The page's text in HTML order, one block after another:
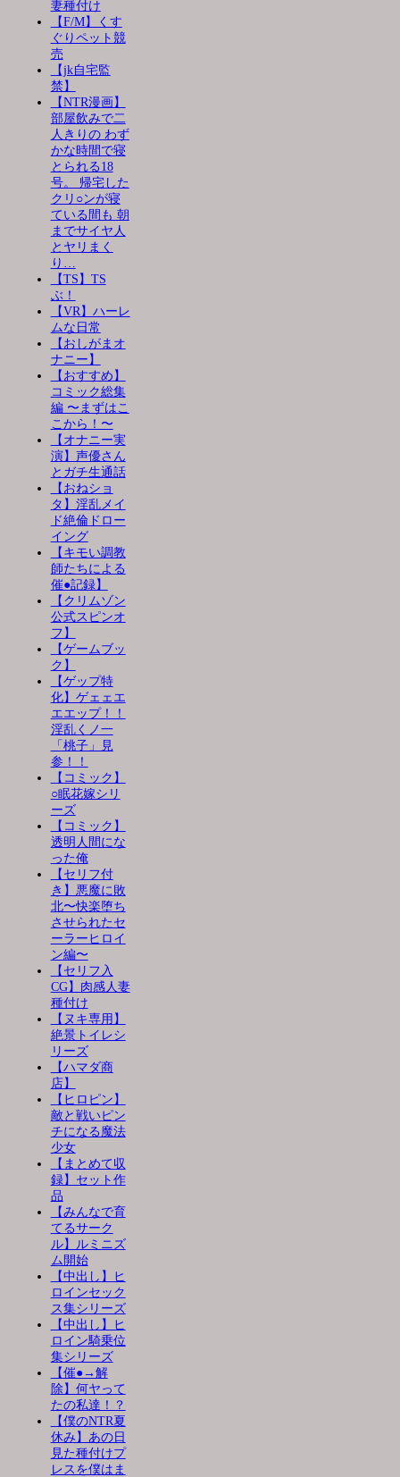
妻種付け
【F/M】くす
ぐりペット競
売
【jk自宅監
禁】
【NTR漫画】
部屋飲みで二
人きりの わず
かな時間で寝
とられる18
号。 帰宅した
クリ○ンが寝
ている間も 朝
までサイヤ人
とヤリまく
り…
【TS】TS
ぶ！
【VR】ハーレ
ムな日常
【おしがまオ
ナニー】
【おすすめ】
コミック総集
編 〜まずはこ
こから！〜
【オナニー実
演】声優さん
とガチ生通話
【おねショ
タ】淫乱メイ
ド絶倫ドロー
イング
【キモい調教
師たちによる
催●記録】
【クリムゾン
公式スピンオ
フ】
【ゲームブッ
ク】
【ゲップ特
化】ゲェェエ
エエップ！！
淫乱くノ一
「桃子」見
参！！
【コミック】
○眠花嫁シリ
ーズ
【コミック】
透明人間にな
った俺
【セリフ付
き】悪魔に敗
北〜快楽堕ち
させられたセ
ーラーヒロイ
ン編〜
【セリフ入
CG】肉感人妻
種付け
【ヌキ専用】
絶景トイレシ
リーズ
【ハマダ商
店】
【ヒロピン】
敵と戦いピン
チになる魔法
少女
【まとめて収
録】セット作
品
【みんなで育
てるサーク
ル】ルミニズ
ム開始
【中出し】ヒ
ロインセック
ス集シリーズ
【中出し】ヒ
ロイン騎乗位
集シリーズ
【催●→解
除】何ヤって
たの私達！？
【僕のNTR夏
休み】あの日
見た種付けプ
レスを僕はま